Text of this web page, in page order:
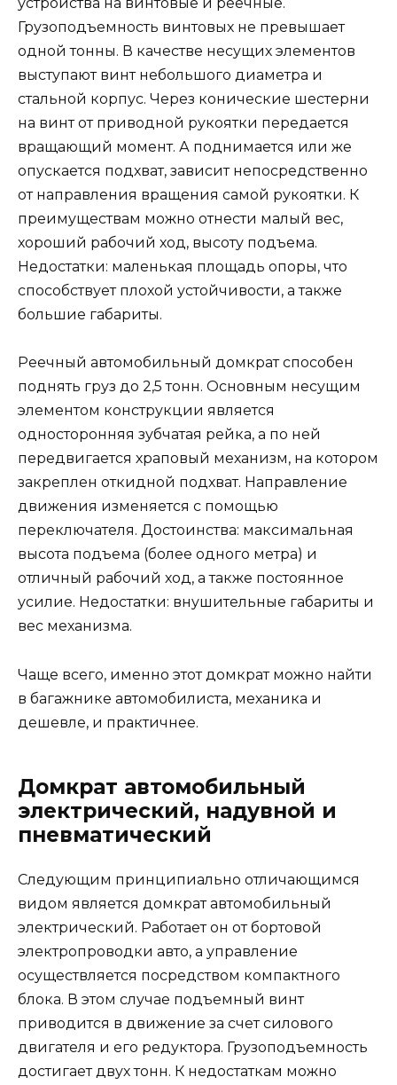
Грузоподъемность винтовых не превышает
одной тонны. В качестве несущих элементов
выступают винт небольшого диаметра и
стальной корпус. Через конические шестерни
на винт от приводной рукоятки передается
вращающий момент. А поднимается или же
опускается подхват, зависит непосредственно
от направления вращения самой рукоятки. К
преимуществам можно отнести малый вес,
хороший рабочий ход, высоту подъема.
Недостатки: маленькая площадь опоры, что
способствует плохой устойчивости, а также
большие габариты.
Реечный автомобильный домкрат способен
поднять груз до 2,5 тонн. Основным несущим
элементом конструкции является
односторонняя зубчатая рейка, а по ней
передвигается храповый механизм, на котором
закреплен откидной подхват. Направление
движения изменяется с помощью
переключателя. Достоинства: максимальная
высота подъема (более одного метра) и
отличный рабочий ход, а также постоянное
усилие. Недостатки: внушительные габариты и
вес механизма.
Чаще всего, именно этот домкрат можно найти
в багажнике автомобилиста, механика и
дешевле, и практичнее.
Домкрат автомобильный
электрический, надувной и
пневматический
Следующим принципиально отличающимся
видом является домкрат автомобильный
электрический. Работает он от бортовой
электропроводки авто, а управление
осуществляется посредством компактного
блока. В этом случае подъемный винт
приводится в движение за счет силового
двигателя и его редуктора. Грузоподъемность
достигает двух тонн. К недостаткам можно